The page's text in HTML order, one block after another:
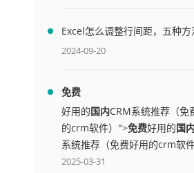
Excel怎么调整行间距，五种方
打尽
2024-09-20
免费
好用的国内CRM系统推荐（免
的crm软件）">免费好用的国
系统推荐（免费好用的crm软件
2025-03-31